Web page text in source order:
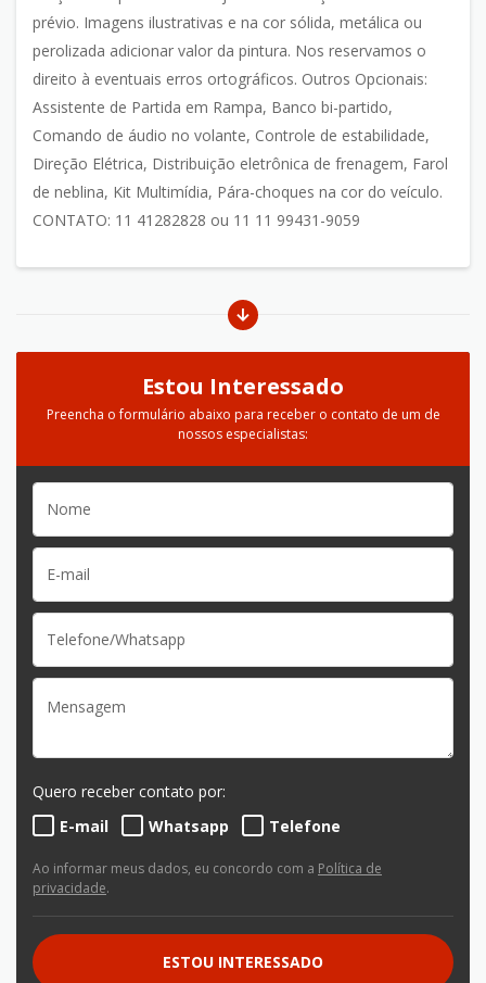
prévio. Imagens ilustrativas e na cor sólida, metálica ou
perolizada adicionar valor da pintura. Nos reservamos o
direito à eventuais erros ortográficos. Outros Opcionais:
Assistente de Partida em Rampa, Banco bi-partido,
Comando de áudio no volante, Controle de estabilidade,
Direção Elétrica, Distribuição eletrônica de frenagem, Farol
de neblina, Kit Multimídia, Pára-choques na cor do veículo.
CONTATO: 11 41282828 ou 11 11 99431-9059
Estou Interessado
Preencha o formulário abaixo para receber o contato de um de
nossos especialistas:
Quero receber contato por:
E-mail
Whatsapp Telefone
Ao informar meus dados, eu concordo com a Política de
privacidade.
ESTOU INTERESSADO